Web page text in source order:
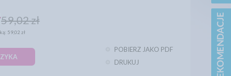
59,02 zł
59,02 zł
POBIERZ JAKO PDF
DRUKUJ